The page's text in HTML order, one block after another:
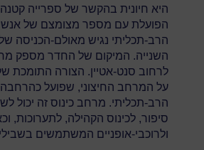
היא חיונית בהקשר של ספרייה קטנה
הפועלת עם מספר מצומצם של
הרב-תכליתי נגיש מאולם-הכניסה של
השנייה. המיקום של החדר מספק
לרחוב סנט-אטיין. הצורה התומכת
על המרחב החיצוני, שפועל
הרב-תכליתי. מרחב כינוס זה יכול
סיפור, לכינוס הקהילה, לתערוכות,
ולרוכבי-אופניים המשתמשים